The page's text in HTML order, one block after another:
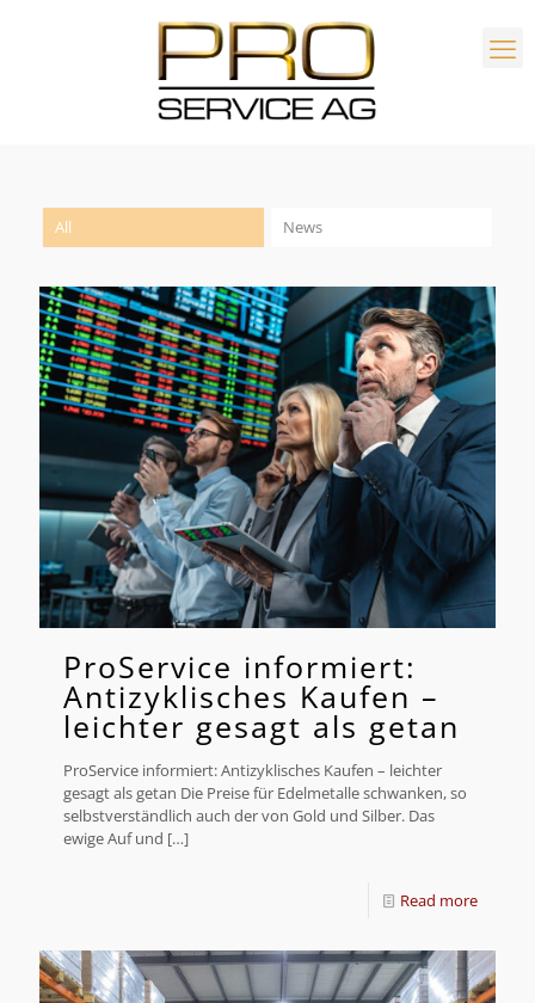
All News
ProService informiert:
Antizyklisches Kaufen –
leichter gesagt als getan
ProService informiert: Antizyklisches Kaufen – leichter
gesagt als getan Die Preise für Edelmetalle schwanken, so
selbstverständlich auch der von Gold und Silber. Das
ewige Auf und […]
Read more